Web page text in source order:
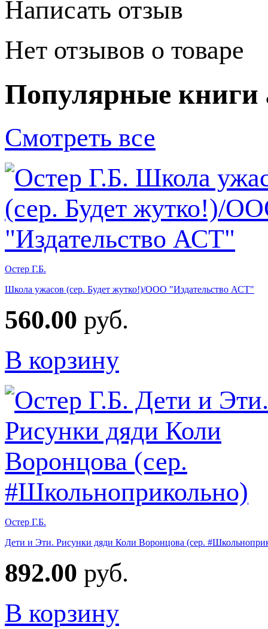
Написать отзыв
Нет отзывов о товаре
Популярные книги
Смотреть все
Остер Г.Б.
Школа ужасов (сер. Будет жутко!)/ООО "Издательство АСТ"
560.00 руб.
В корзину
Остер Г.Б.
Дети и Эти. Рисунки дяди Коли Воронцова (сер.
892.00 руб.
В корзину